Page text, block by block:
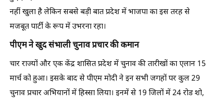
नहीं खुला है लेकिन सबसे बड़ी बात प्रदेश में भाजपा का इस तरह से
मजबूत पार्टी के रूप में उभरना रहा।
पीएम ने खुद संभाली चुनाव प्रचार की कमान
चार राज्यों और एक केंद्र शासित प्रदेश में चुनाव की तारीखों का एलान 15
मार्च को हुआ। इसके बाद से पीएम मोदी ने इन सभी जगहों पर कुल 29
चुनाव प्रचार अभियानों में हिस्सा लिया। इनमें से 19 जिलों में 24 रोड शो,